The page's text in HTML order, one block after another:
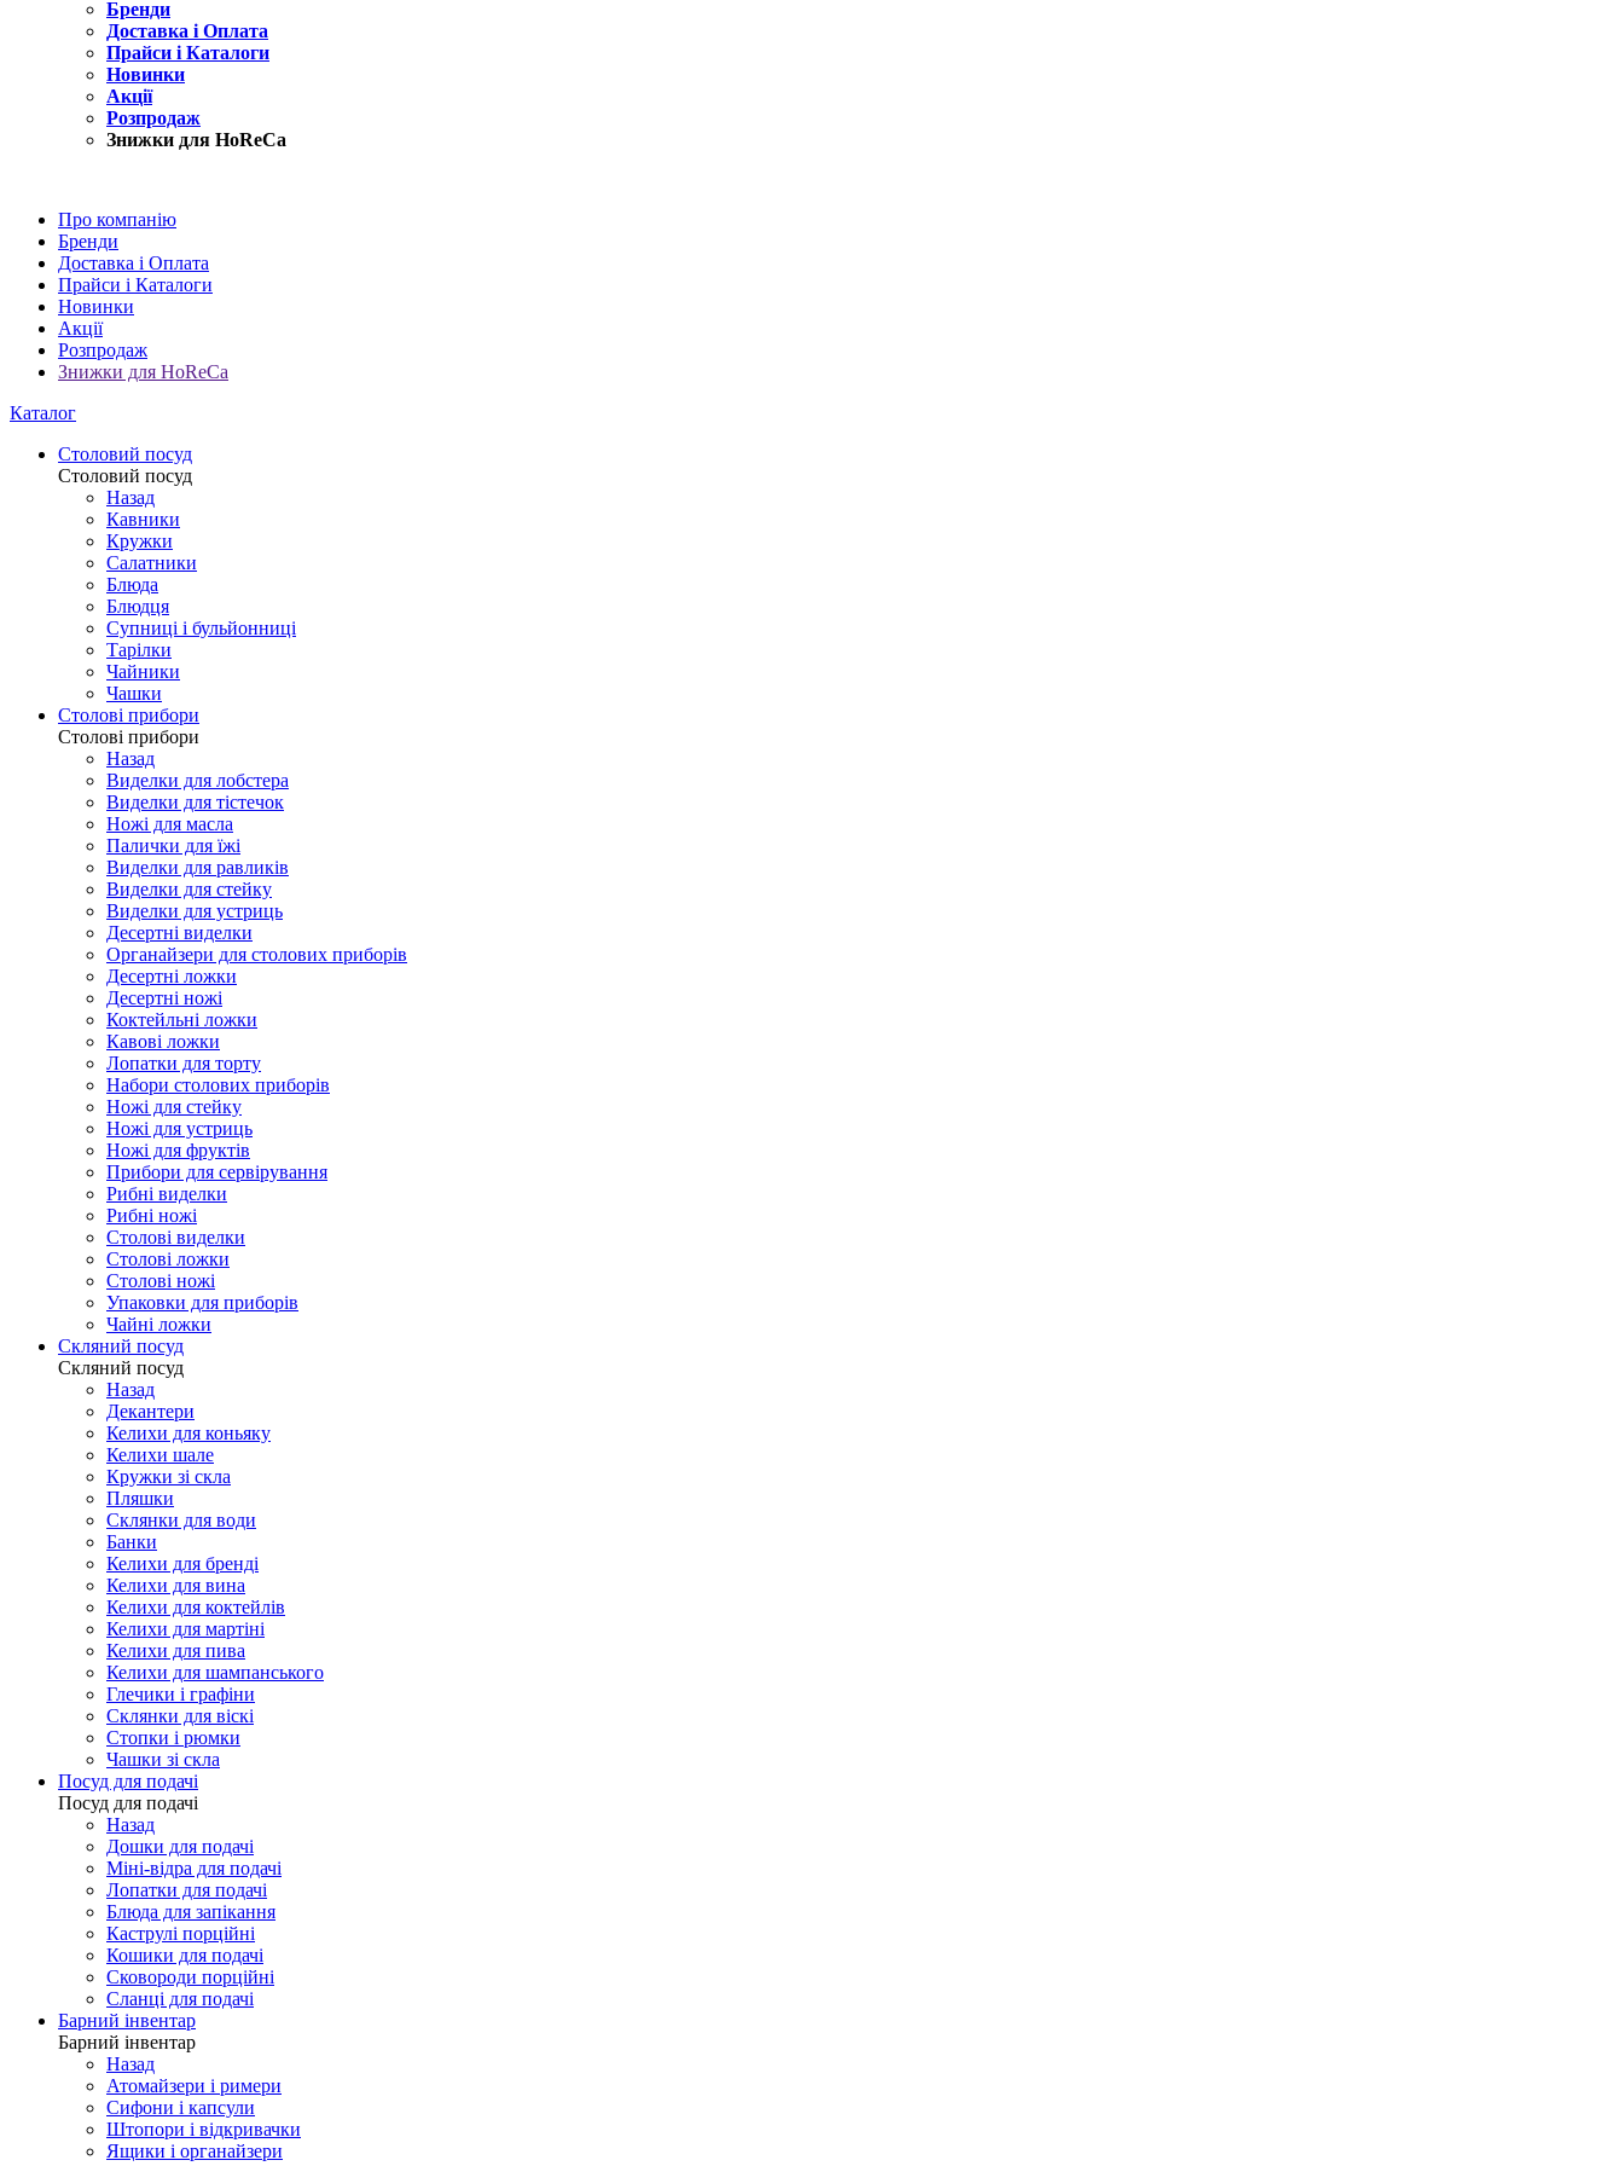
Бренди
Доставка і Оплата
Прайси і Каталоги
Новинки
Акції
Розпродаж
Знижки для HoReCa
Про компанію
Бренди
Доставка і Оплата
Прайси і Каталоги
Новинки
Акції
Розпродаж
Знижки для HoReCa
Каталог
Столовий посуд
Столовий посуд
Назад
Кавники
Кружки
Салатники
Блюда
Блюдця
Супниці і бульйонниці
Тарілки
Чайники
Чашки
Столові прибори
Столові прибори
Назад
Виделки для лобстера
Виделки для тістечок
Ножі для масла
Палички для їжі
Виделки для равликів
Виделки для стейку
Виделки для устриць
Десертні виделки
Органайзери для столових приборів
Десертні ложки
Десертні ножі
Коктейльні ложки
Кавові ложки
Лопатки для торту
Набори столових приборів
Ножі для стейку
Ножі для устриць
Ножі для фруктів
Прибори для сервірування
Рибні виделки
Рибні ножі
Столові виделки
Столові ложки
Столові ножі
Упаковки для приборів
Чайні ложки
Скляний посуд
Скляний посуд
Назад
Декантери
Келихи для коньяку
Келихи шале
Кружки зі скла
Пляшки
Склянки для води
Банки
Келихи для бренді
Келихи для вина
Келихи для коктейлів
Келихи для мартіні
Келихи для пива
Келихи для шампанського
Глечики і графіни
Склянки для віскі
Стопки і рюмки
Чашки зі скла
Посуд для подачі
Посуд для подачі
Назад
Дошки для подачі
Міні-відра для подачі
Лопатки для подачі
Блюда для запікання
Каструлі порційні
Кошики для подачі
Сковороди порційні
Сланці для подачі
Барний інвентар
Барний інвентар
Назад
Атомайзери і римери
Сифони і капсули
Штопори і відкривачки
Ящики і органайзери